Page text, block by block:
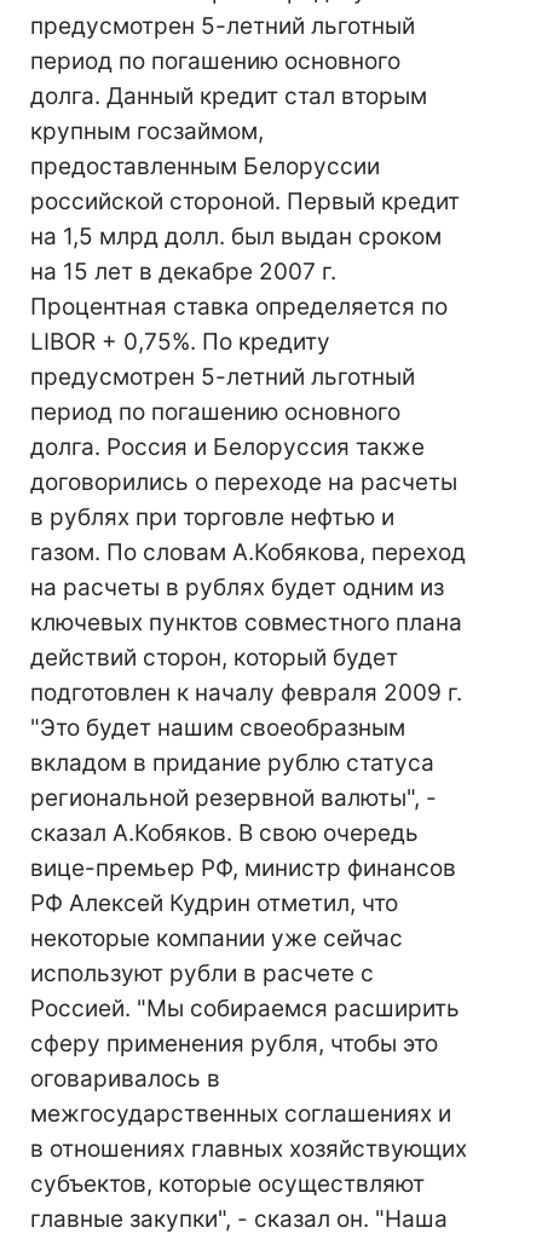
предусмотрен 5-летний льготный
период по погашению основного
долга. Данный кредит стал вторым
крупным госзаймом,
предоставленным Белоруссии
российской стороной. Первый кредит
на 1,5 млрд долл. был выдан сроком
на 15 лет в декабре 2007 г.
Процентная ставка определяется по
LIBOR + 0,75%. По кредиту
предусмотрен 5-летний льготный
период по погашению основного
долга. Россия и Белоруссия также
договорились о переходе на расчеты
в рублях при торговле нефтью и
газом. По словам А.Кобякова, переход
на расчеты в рублях будет одним из
ключевых пунктов совместного плана
действий сторон, который будет
подготовлен к началу февраля 2009 г.
"Это будет нашим своеобразным
вкладом в придание рублю статуса
региональной резервной валюты", -
сказал А.Кобяков. В свою очередь
вице-премьер РФ, министр финансов
РФ Алексей Кудрин отметил, что
некоторые компании уже сейчас
используют рубли в расчете с
Россией. "Мы собираемся расширить
сферу применения рубля, чтобы это
оговаривалось в
межгосударственных соглашениях и
в отношениях главных хозяйствующих
субъектов, которые осуществляют
главные закупки", - сказал он. "Наша